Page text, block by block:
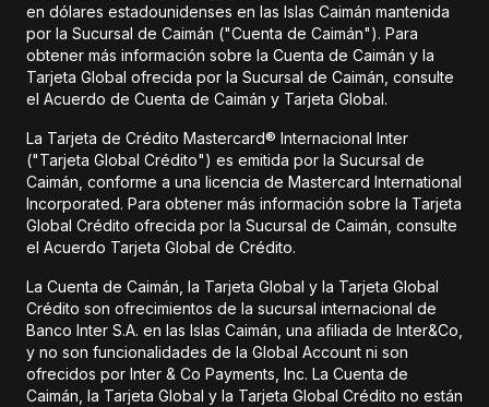
en dólares estadounidenses en las Islas Caimán mantenida
por la Sucursal de Caimán ("Cuenta de Caimán"). Para
obtener más información sobre la Cuenta de Caimán y la
Tarjeta Global ofrecida por la Sucursal de Caimán, consulte
el Acuerdo de Cuenta de Caimán y Tarjeta Global.
La Tarjeta de Crédito Mastercard® Internacional Inter
("Tarjeta Global Crédito") es emitida por la Sucursal de
Caimán, conforme a una licencia de Mastercard International
Incorporated. Para obtener más información sobre la Tarjeta
Global Crédito ofrecida por la Sucursal de Caimán, consulte
el Acuerdo Tarjeta Global de Crédito.
La Cuenta de Caimán, la Tarjeta Global y la Tarjeta Global
Crédito son ofrecimientos de la sucursal internacional de
Banco Inter S.A. en las Islas Caimán, una afiliada de Inter&Co,
y no son funcionalidades de la Global Account ni son
ofrecidos por Inter & Co Payments, Inc. La Cuenta de
Caimán, la Tarjeta Global y la Tarjeta Global Crédito no están